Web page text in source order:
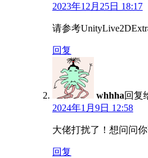
2023年12月25日 18:17
请参考
回复
whhha回复
2024年1月9日 12:58
大佬打扰了！想问问
回复